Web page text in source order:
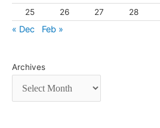
25 26 27 28
« Dec
Feb »
Archives